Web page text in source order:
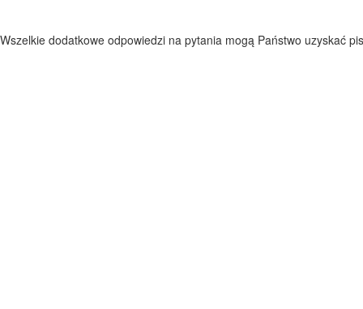
Wszelkie dodatkowe odpowiedzi na pytania mogą Państwo uzyskać